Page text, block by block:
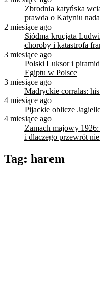
Zbrodnia katyńska
prawda o Katyniu
2 miesiące ago
Siódma krucjata
choroby i katastrofa
3 miesiące ago
Polski Luksor i
Egiptu w Polsce
3 miesiące ago
Madryckie corralas:
4 miesiące ago
Pijackie oblicze
4 miesiące ago
Zamach majowy 1926:
i dlaczego przewrót
Tag: harem